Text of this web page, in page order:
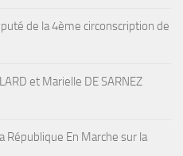
de la 4ème circonscription de
et Marielle DE SARNEZ
République En Marche sur la